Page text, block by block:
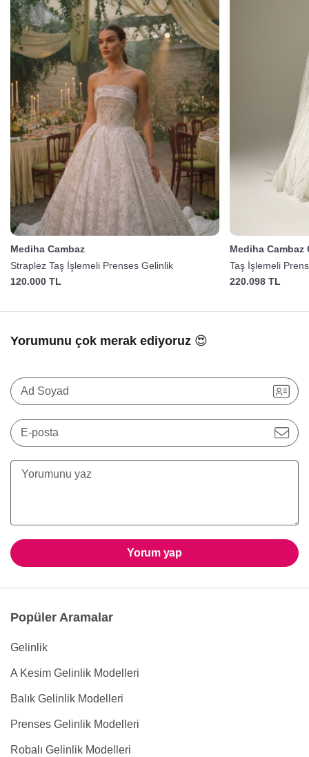
Mediha Cambaz
Straplez Taş İşlemeli Prenses Gelinlik
120.000 TL
Mediha
Taş İşlemeli
220.098 TL
Yorumunu çok merak ediyoruz 😍
Ad Soyad
E-posta
Yorum yap
Popüler Aramalar
Gelinlik
A Kesim Gelinlik Modelleri
Balık Gelinlik Modelleri
Prenses Gelinlik Modelleri
Robalı Gelinlik Modelleri